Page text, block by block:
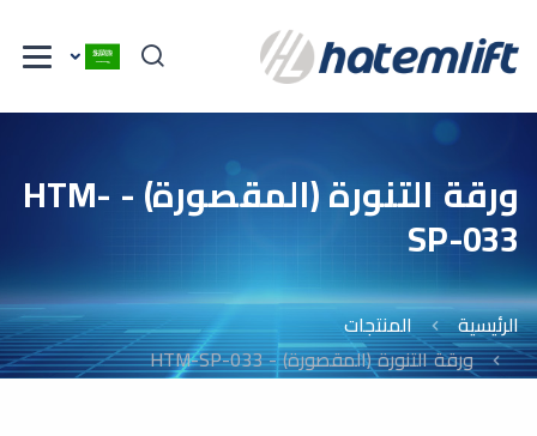
ورقة التنورة (المقصورة) - HTM-
SP-033
الرئيسية
المنتجات
ورقة التنورة (المقصورة) - HTM-SP-033